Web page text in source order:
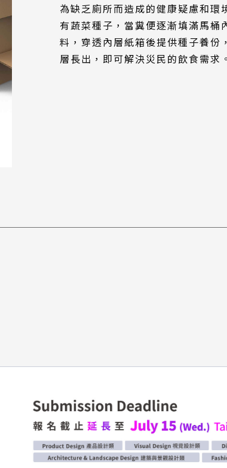
為缺乏廁所而造成的健康疑慮和環
有蔬菜種子，當糞便逐漸填滿馬桶
料，穿透內層紙箱後提供種子養份
層長出，即可解決災民的飲食需求。